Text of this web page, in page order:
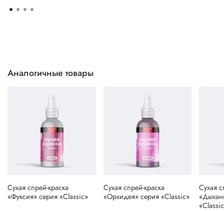
Аналогичные товары
Сухая спрей-краска
«Фуксия» серия «Classic»
Сухая спрей-краска
«Орхидея» серия «Classic»
Сухая